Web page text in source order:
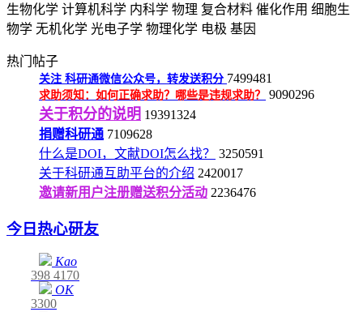
生物化学 计算机科学 内科学 物理 复合材料 催化作用 细胞生
物学 无机化学 光电子学 物理化学 电极 基因
热门帖子
关注 科研通微信公众号，转发送积分 7499481
求助须知：如何正确求助？哪些是违规求助？ 9090296
关于积分的说明 19391324
捐赠科研通 7109628
什么是DOI，文献DOI怎么找？
3250591
关于科研通互助平台的介绍 2420017
邀请新用户注册赠送积分活动 2236476
今日热心研友
Kao
398 4170
OK
3300